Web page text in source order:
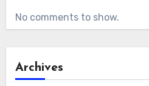
No comments to show.
Archives